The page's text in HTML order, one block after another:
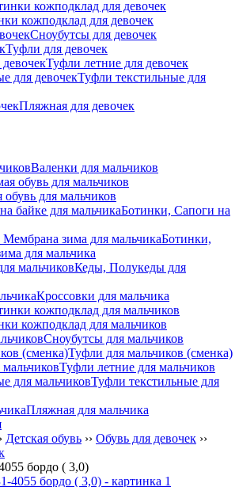
кожподклад для девочек
Сноубутсы для девочек
Туфли для девочек
Туфли летние для девочек
Туфли текстильные для
Пляжная для девочек
Валенки для мальчиков
для мальчиков
Ботинки, Сапоги на
Ботинки,
для мальчика
Кеды, Полукеды для
Кроссовки для мальчика
кожподклад для мальчиков
Сноубутсы для мальчиков
Туфли для мальчиков (сменка)
Туфли летние для мальчиков
Туфли текстильные для
Пляжная для мальчика
Детская обувь ›› Обувь для девочек ››
бордо ( 3,0)